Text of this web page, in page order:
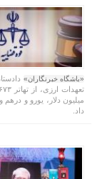
«باشگاه خبرنگاران»
میلیون دلار، یورو و
داد.